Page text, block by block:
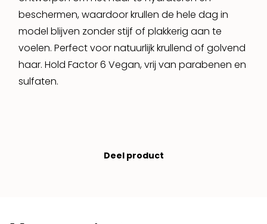
beschermen, waardoor krullen de hele dag in
model blijven zonder stijf of plakkerig aan te
voelen. Perfect voor natuurlijk krullend of golvend
haar. Hold Factor 6 Vegan, vrij van parabenen en
sulfaten.
Deel product